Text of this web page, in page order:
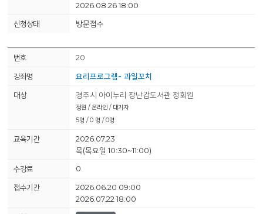
2026.08.26 18:00
방문접수
20
요리프로그램- 과일꼬치
경주시 아이누리 장난감도서관 정회원
정원 / 온라인 / 대기자
5명 / 0 명 / 0명
2026.07.23
목(목요일 10:30~11:00)
0
2026.06.20 09:00
2026.07.22 18:00